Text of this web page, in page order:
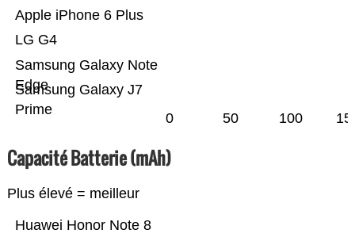
Samsung Galaxy J7
Prime
Samsung Galaxy Note
Edge
LG G4
Apple iPhone 6 Plus
0 50 100
Capacité Batterie (mAh)
Plus élevé = meilleur
Huawei Honor Note 8